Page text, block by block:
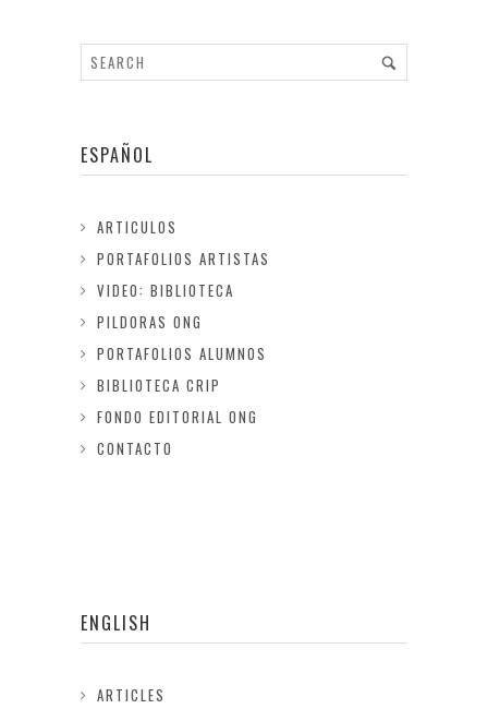
ESPAÑOL
ARTICULOS
PORTAFOLIOS ARTISTAS
VIDEO: BIBLIOTECA
PILDORAS ONG
PORTAFOLIOS ALUMNOS
BIBLIOTECA CRIP
FONDO EDITORIAL ONG
CONTACTO
ENGLISH
ARTICLES